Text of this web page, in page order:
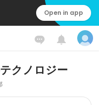
Open in app
クノロジー